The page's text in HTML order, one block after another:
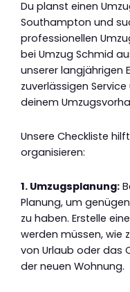
Du planst einen
Southampton und
professionellen
bei Umzug Schmid
unserer langjährigen
zuverlässigen
deinem
Unsere Checkliste
organisieren:
1. Umzugsplanung:
Planung, um
zu haben. Erstelle
werden müssen, wie
von Urlaub oder das
der neuen Wohnung.